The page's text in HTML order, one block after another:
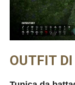
OUTFIT